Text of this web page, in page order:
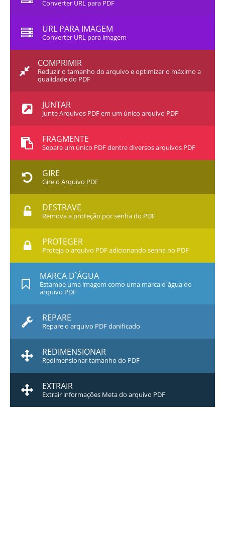
Converter URL para PDF
URL PARA IMAGEM
Converter URL para imagem
COMPRIMIR
Reduzir o tamanho do arquivo e optimizar o máximo a
qualidade do PDF
JUNTAR
Junte Arquivos PDF em um único arquivo PDF
FRAGMENTE
Separe um único PDF dentre diversos arquivos PDF
GIRE
Gire o Arquivo PDF
DESTRAVE
Remova a proteção por senha do PDF
PROTEGER
Proteja o arquivo PDF adicionando senha no PDF
MARCA D`ÁGUA
Estampe uma imagem como uma marca d`água do
arquivo PDF
REPARE
Repare o arquivo PDF danificado
REDIMENSIONAR
Redimensionar tamanho do PDF
EXTRAIR
Extrair informações Meta do arquivo PDF